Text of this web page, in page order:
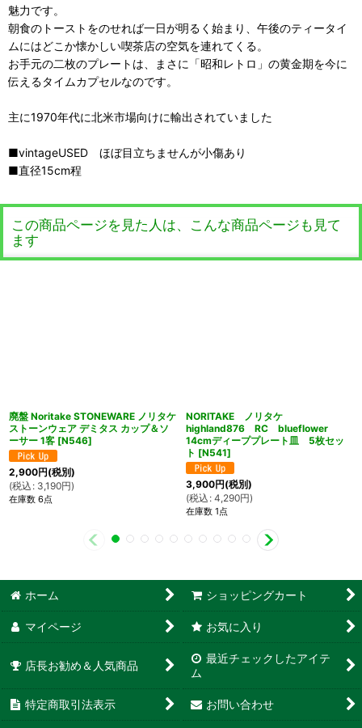
魅力です。
朝食のトーストをのせれば一日が明るく始まり、午後のティータイ
ムにはどこか懐かしい喫茶店の空気を連れてくる。
お手元の二枚のプレートは、まさに「昭和レトロ」の黄金期を今に
伝えるタイムカプセルなのです。
主に1970年代に北米市場向けに輸出されていました
■vintageUSED ほぼ目立ちませんが小傷あり
■直径15cm程
この商品ページを見た人は、こんな商品ページも見て
ます
廃盤 Noritake STONEWARE ノリタケ
ストーンウェア デミタス カップ＆ソ
ーサー 1客 [N546]
2,900円(税別)
(税込 : 3,190円)
在庫数 6点
NORITAKE ノリタケ
highland876 RC blueflower
14cmディーププレート皿 5枚セッ
ト [N541]
3,900円(税別)
(税込 : 4,290円)
在庫数 1点
ホーム ショッピングカート
マイページ お気に入り
店長お勧め＆人気商品
最近チェックしたアイテ
ム
特定商取引法表示 お問い合わせ